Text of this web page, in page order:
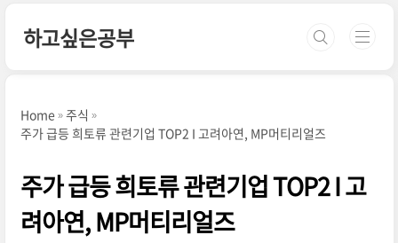
하고싶은공부
Home
주식
주가 급등 희토류 관련기업 TOP2 I 고려아연, MP머티리얼즈
주가 급등 희토류 관련기업 TOP2 I 고
려아연, MP머티리얼즈